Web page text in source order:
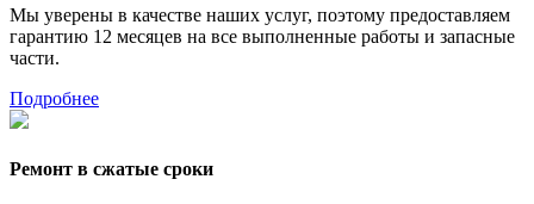
Мы уверены в качестве наших услуг, поэтому предоставляем
гарантию 12 месяцев на все выполненные работы и запасные
части.
Подробнее
Ремонт в сжатые сроки